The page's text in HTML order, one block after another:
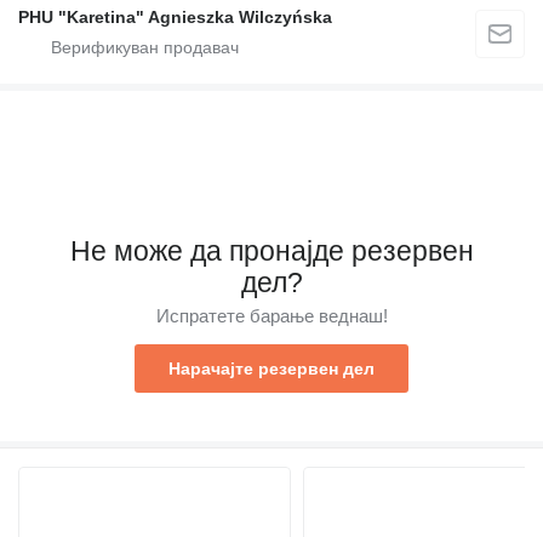
PHU "Karetina" Agnieszka Wilczyńska
Не може да пронајде резервен
дел?
Испратете барање веднаш!
Нарачајте резервен дел